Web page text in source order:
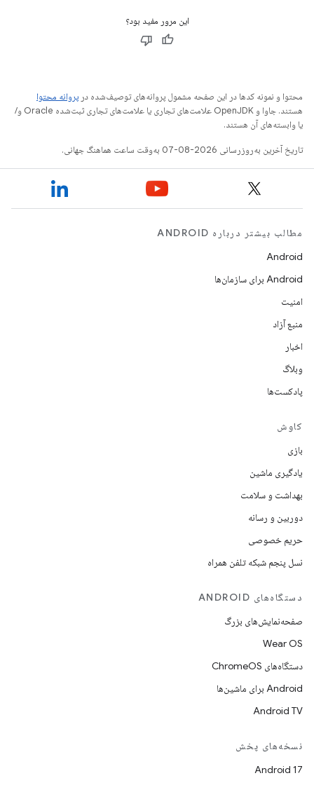
این مرور مفید بود؟
محتوا و نمونه کدها در این صفحه مشمول پروانه‌های توصیف‌شده در پروانه محتوا
هستند. جاوا و OpenJDK علامت‌های تجاری یا علامت‌های تجاری ثبت‌شده Oracle و/
یا وابسته‌های آن هستند.
تاریخ آخرین به‌روزرسانی 2026-08-07 به‌وقت ساعت هماهنگ جهانی.
مطالب بیشتر درباره ANDROID
Android
Android برای سازمان‌ها
امنیت
منبع آزاد
اخبار
وبلاگ
پادکست‌ها
کاوش
بازی
یادگیری ماشین
بهداشت و سلامت
دوربین و رسانه
حریم خصوصی
نسل پنجم شبکه تلفن همراه
دستگاه‌های ANDROID
صفحه‌نمایش‌های بزرگ
Wear OS
دستگاه‌های ChromeOS
Android برای ماشین‌ها
Android TV
نسخه‌های پخش
Android 17